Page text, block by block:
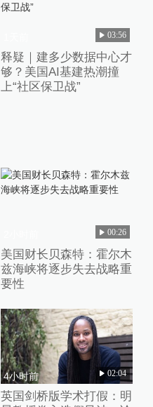
03:56
释疑｜建多少数据中心才
够？美国AI基建热潮撞
上“社区保卫战”
00:26
美国财长贝森特：霍尔木
兹海峡将逐步失去战略重
要性
4小时前 02:04
英国剑桥版学术打假：明